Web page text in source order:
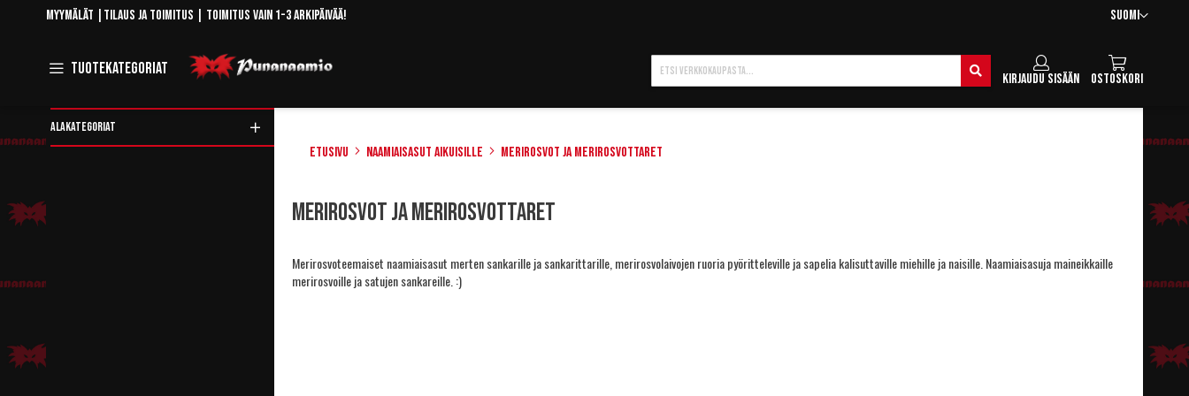
Skip
Kieli
Suomi
Myymälät Tilaus ja toimitus | Toimitus vain 1-3 arkipäivää!
Tuotekategoriat Toggle
Navigation
Ostoskori
Kirjaudu sisään
Hae
ALAKATEGORIAT
Etusivu Naamiaisasut aikuisille Merirosvot ja merirosvottaret
Merirosvot ja merirosvottaret
Merirosvoteemaiset naamiaisasut merten sankarille ja sankarittarille, merirosvolaivojen ruoria pyöritteleville ja sapelia kalisuttaville miehille ja naisille. Naamiaisasuja maineikkaille
merirosvoille ja satujen sankareille. :)